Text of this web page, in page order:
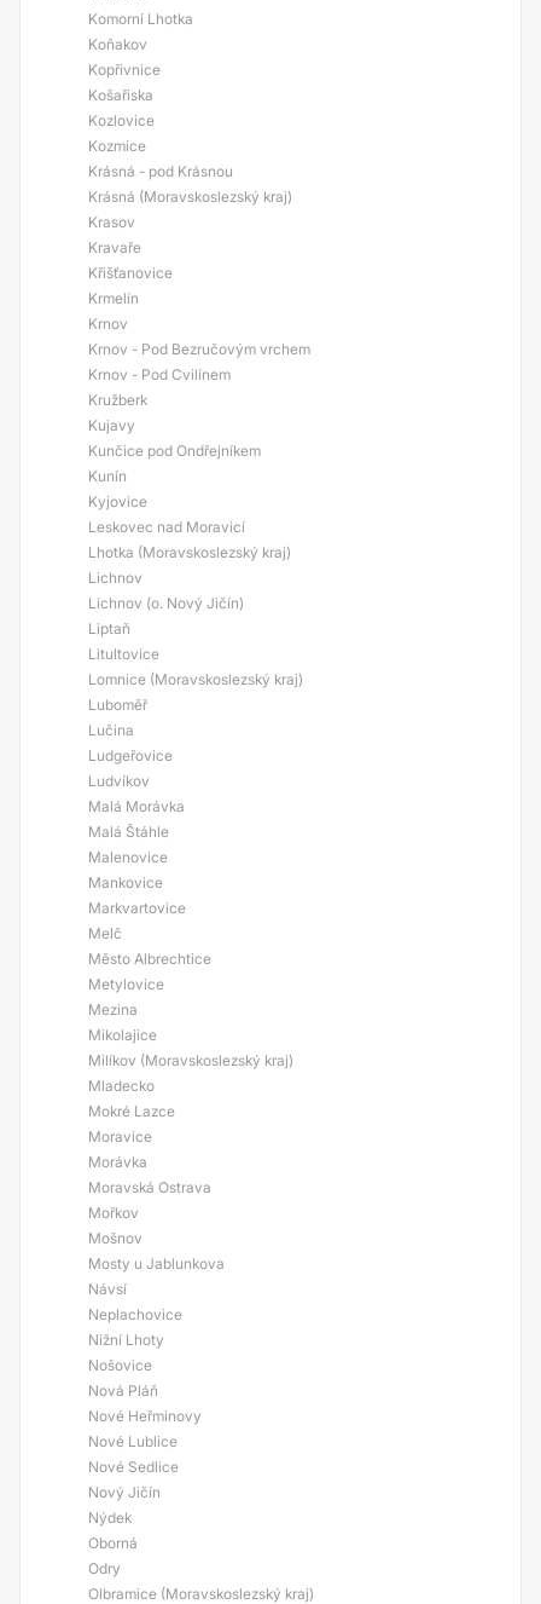
Komorní Lhotka
Koňakov
Kopřivnice
Košařiska
Kozlovice
Kozmice
Krásná - pod Krásnou
Krásná (Moravskoslezský kraj)
Krasov
Kravaře
Křišťanovice
Krmelín
Krnov
Krnov - Pod Bezručovým vrchem
Krnov - Pod Cvilínem
Kružberk
Kujavy
Kunčice pod Ondřejníkem
Kunín
Kyjovice
Leskovec nad Moravicí
Lhotka (Moravskoslezský kraj)
Lichnov
Lichnov (o. Nový Jičín)
Liptaň
Litultovice
Lomnice (Moravskoslezský kraj)
Luboměř
Lučina
Ludgeřovice
Ludvíkov
Malá Morávka
Malá Štáhle
Malenovice
Mankovice
Markvartovice
Melč
Město Albrechtice
Metylovice
Mezina
Mikolajice
Milíkov (Moravskoslezský kraj)
Mladecko
Mokré Lazce
Moravice
Morávka
Moravská Ostrava
Mořkov
Mošnov
Mosty u Jablunkova
Návsí
Neplachovice
Nižní Lhoty
Nošovice
Nová Pláň
Nové Heřminovy
Nové Lublice
Nové Sedlice
Nový Jičín
Nýdek
Oborná
Odry
Olbramice (Moravskoslezský kraj)